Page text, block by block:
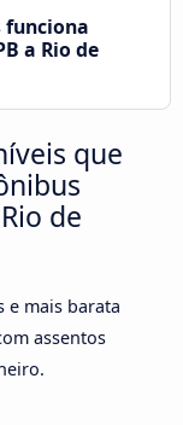
funciona
a Rio de
que
de
e mais barata
assentos